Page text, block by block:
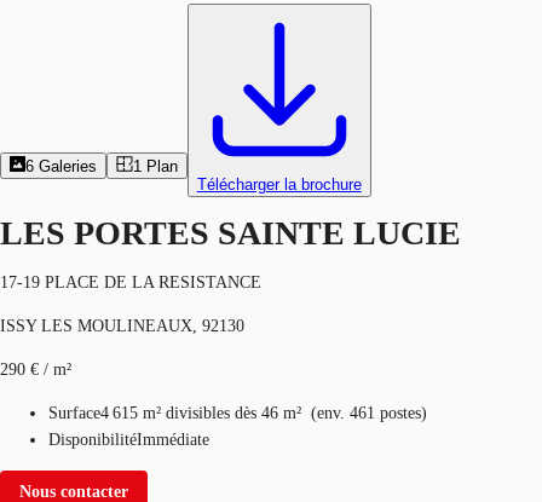
6 Galeries 1 Plan
Télécharger la brochure
LES PORTES SAINTE LUCIE
17-19 PLACE DE LA RESISTANCE
ISSY LES MOULINEAUX, 92130
290 € / m²
Surface4 615 m² divisibles dès 46 m² (env. 461 postes)
DisponibilitéImmédiate
Nous contacter